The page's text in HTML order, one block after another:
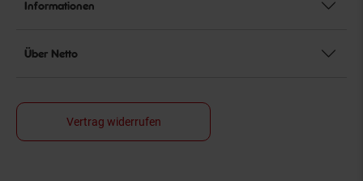
Informationen
Über Netto
Vertrag widerrufen